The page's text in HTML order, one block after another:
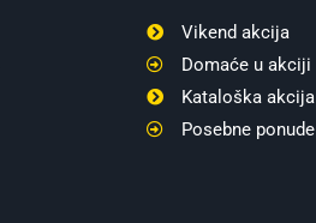
Vikend akcija
Domaće u akciji
Kataloška akcija
Posebne ponude